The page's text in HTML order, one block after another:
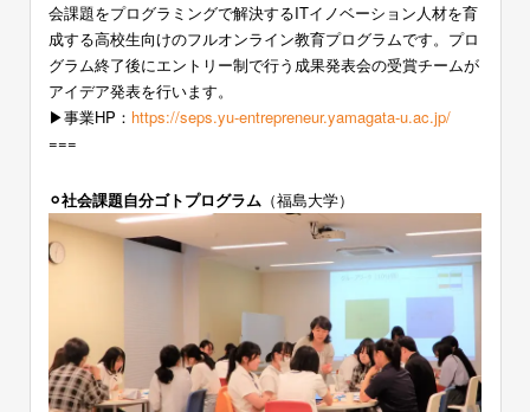
会課題をプログラミングで解決するITイノベーション人材を育
成する高校生向けのフルオンライン教育プログラムです。プロ
グラム終了後にエントリー制で行う成果発表会の受賞チームが
アイデア発表を行います。
▶︎事業HP： https://seps.yu-entrepreneur.yamagata-u.ac.jp/
===
⚪︎社会課題自分ゴトプログラム （福島大学）